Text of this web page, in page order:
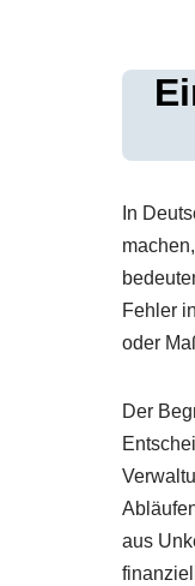
In
Fehler
oder
Der
aus